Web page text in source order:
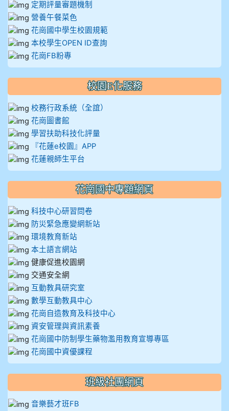
定期評量審題機制
營養午餐菜色
花崗國中學生校園規範
本校學生OPEN ID查詢
花崗FB粉專
校園E化服務
校務行政系統（全誼）
花崗圖書館
學習扶助科技化評量
『花蓮e校園』APP
花蓮親師生平台
花崗國中專題網頁
科技中心研習問卷
防災緊急應變網新站
環境教育新站
本土語言網站
健康促進校園網
交通安全網
互動教具研究室
數學互動教具中心
花崗自造教育及科技中心
資安管理與資訊素養
花崗國中防制學生藥物濫用教育宣導專區
花崗國中資優課程
班級社團網頁
音樂藝才班FB